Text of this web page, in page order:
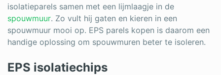
isolatieparels samen met een lijmlaagje in de
spouwmuur. Zo vult hij gaten en kieren in een
spouwmuur mooi op. EPS parels kopen is daarom een
handige oplossing om spouwmuren beter te isoleren.
EPS isolatiechips